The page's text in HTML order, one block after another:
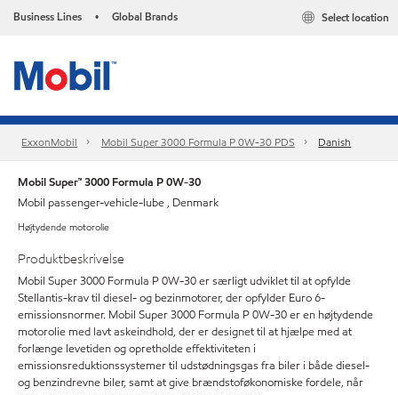
Business Lines • Global Brands Select location
ExxonMobil Mobil Super 3000 Formula P 0W-30 PDS Danish
Mobil Super™ 3000 Formula P 0W-30
Mobil passenger-vehicle-lube , Denmark
Højtydende motorolie
Produktbeskrivelse
Mobil Super 3000 Formula P 0W-30 er særligt udviklet til at opfylde
Stellantis-krav til diesel- og bezinmotorer, der opfylder Euro 6-
emissionsnormer. Mobil Super 3000 Formula P 0W-30 er en højtydende
motorolie med lavt askeindhold, der er designet til at hjælpe med at
forlænge levetiden og opretholde effektiviteten i
emissionsreduktionssystemer til udstødningsgas fra biler i både diesel-
og benzindrevne biler, samt at give brændstoføkonomiske fordele, når